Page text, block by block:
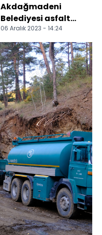
Akdağmadeni
Belediyesi asfalt
çalışmalarını
sürdürüyor
06 Aralık 2023 - 14:24